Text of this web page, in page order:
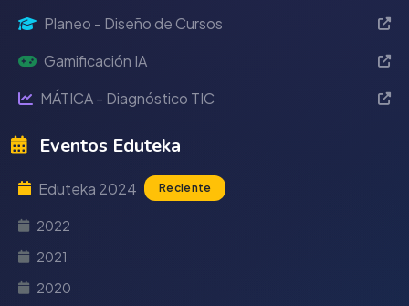
Planeo - Diseño de Cursos
Gamificación IA
MÁTICA - Diagnóstico TIC
Eventos Eduteka
Eduteka 2024 Reciente
2022
2021
2020